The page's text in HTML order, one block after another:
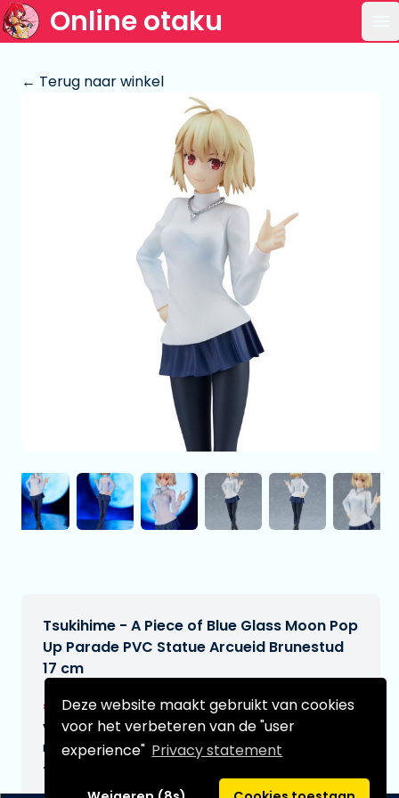
Deze website maakt gebruikt van cookies
voor het verbeteren van de "user
experience" Privacy statement
Online otaku
← Terug naar winkel
Tsukihime - A Piece of Blue Glass Moon Pop
Up Parade PVC Statue Arcueid Brunestud
17 cm
€47,99[Onder voorbehoud]
Verwachtte leverdatum:
n.v.t.
Type: